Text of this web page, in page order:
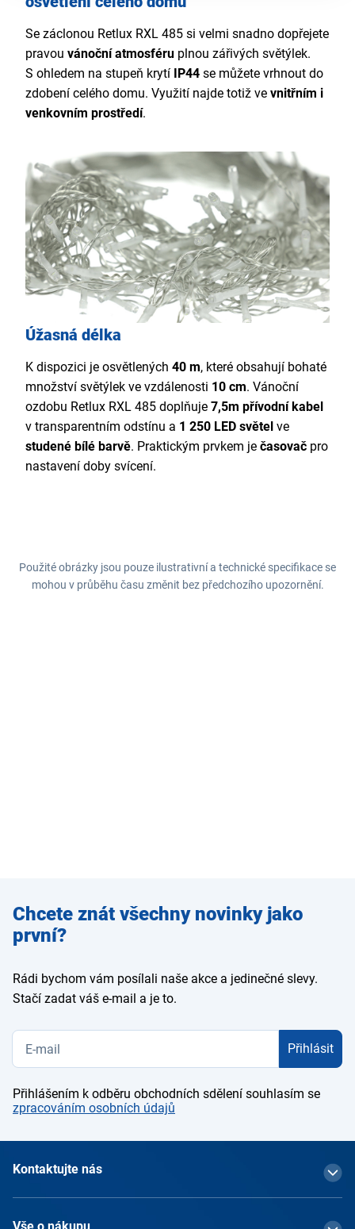
Se záclonou Retlux RXL 485 si velmi snadno dopřejete
pravou vánoční atmosféru plnou zářivých světýlek.
S ohledem na stupeň krytí
IP44 se můžete vrhnout do
zdobení celého domu. Využití najde totiž ve vnitřním i
venkovním prostředí.
Úžasná délka
K dispozici je osvětlených 40 m, které obsahují bohaté
množství světýlek ve vzdálenosti 10 cm. Vánoční
ozdobu Retlux RXL 485 doplňuje 7,5m přívodní kabel
v transparentním odstínu a 1 250 LED světel ve
studené bílé barvě. Praktickým prvkem je časovač pro
nastavení doby svícení.
Použité obrázky jsou pouze ilustrativní a technické specifikace se
mohou v průběhu času změnit bez předchozího upozornění.
Zadejte
e-mail
Chcete znát všechny novinky jako
první?
Rádi bychom vám posílali naše akce a jedinečné slevy.
Stačí zadat váš e-mail a je to.
Přihlásit
Přihlášením k odběru obchodních sdělení souhlasím se
zpracováním osobních údajů
Kontaktujte nás
Vše o nákupu